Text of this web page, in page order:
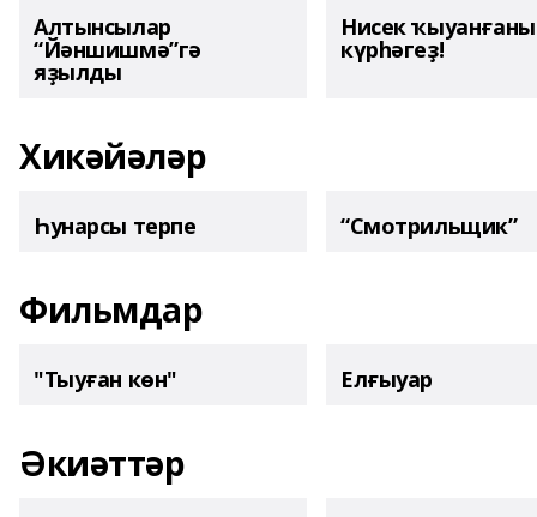
Алтынсылар
“Йәншишмә”гә
яҙылды
Нисек
күрһәгеҙ!
Хикәйәләр
Һунарсы терпе “Смотрильщик”
Фильмдар
"Тыуған көн" Елғыуар
Әкиәттәр